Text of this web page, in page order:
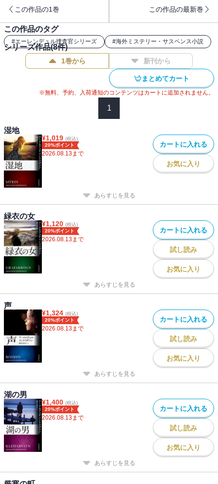
この作品の1巻 この作品の最新巻
この作品のタグ
#エーレンデュル捜査官シリーズ #海外ミステリー・サスペンス小説
シリーズ作品(8件)
1巻から 新刊から
まとめてカート
※無料、予約、入荷通知のコンテンツはカートに追加されません。
1
湿地
¥1,019 (税込)
20%ポイント
2026.08.13まで
カートに入れる
お気に入り
あらすじを見る
緑衣の女
¥1,120 (税込)
20%ポイント
2026.08.13まで
カートに入れる
試し読み
お気に入り
あらすじを見る
声
¥1,324 (税込)
20%ポイント
2026.08.13まで
カートに入れる
試し読み
お気に入り
あらすじを見る
湖の男
¥1,400 (税込)
20%ポイント
2026.08.13まで
カートに入れる
試し読み
お気に入り
あらすじを見る